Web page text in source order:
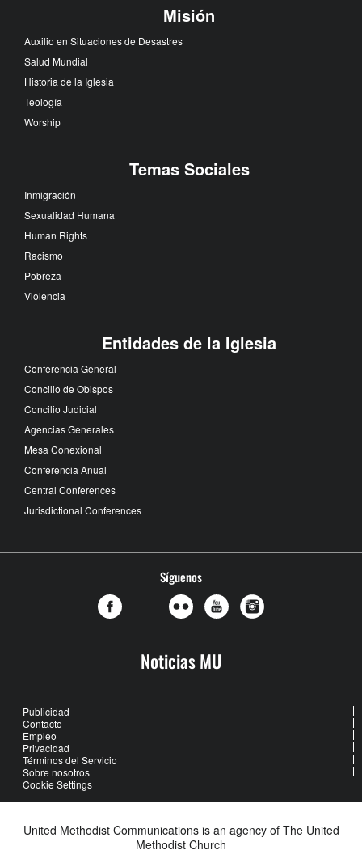
Misión
Auxilio en Situaciones de Desastres
Salud Mundial
Historia de la Iglesia
Teología
Worship
Temas Sociales
Inmigración
Sexualidad Humana
Human Rights
Racismo
Pobreza
Violencia
Entidades de la Iglesia
Conferencia General
Concilio de Obispos
Concilio Judicial
Agencias Generales
Mesa Conexional
Conferencia Anual
Central Conferences
Jurisdictional Conferences
Síguenos
Noticias MU
Publicidad
Contacto
Empleo
Privacidad
Términos del Servicio
Sobre nosotros
Cookie Settings
United Methodist Communications is an agency of The United
Methodist Church